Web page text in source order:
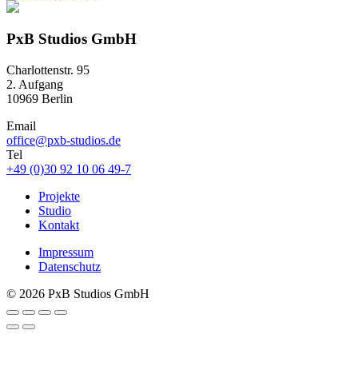
PxB Studios GmbH
Charlottenstr. 95
2. Aufgang
10969 Berlin
Email
office@pxb-studios.de
Tel
+49 (0)30 92 10 06 49-7
Projekte
Studio
Kontakt
Impressum
Datenschutz
© 2026 PxB Studios GmbH